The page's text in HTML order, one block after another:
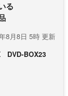
る
8月8日 5時 更新
DVD-BOX23